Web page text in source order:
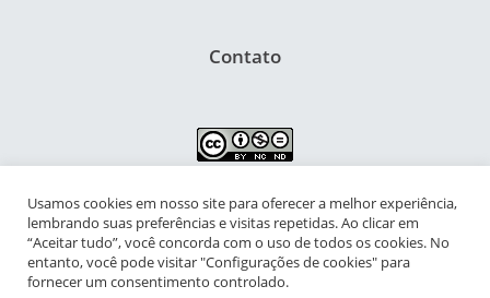
Contato
NIPIAC – Núcleo Interdisciplinar de Pesquisa para a Infância e
Adolescência Contemporâneas
Universidade Federal do Rio de Janeiro - Campus da Praia Vermelha
Usamos cookies em nosso site para oferecer a melhor experiência,
lembrando suas preferências e visitas repetidas. Ao clicar em
“Aceitar tudo”, você concorda com o uso de todos os cookies. No
entanto, você pode visitar "Configurações de cookies" para
fornecer um consentimento controlado.